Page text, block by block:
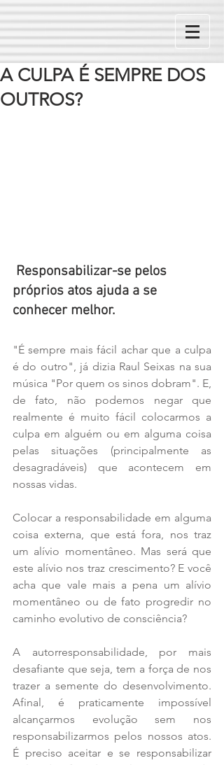
A CULPA É SEMPRE DOS
OUTROS?
Responsabilizar-se pelos
próprios atos ajuda a se
conhecer melhor.
"É sempre mais fácil achar que a culpa
é do outro", já dizia Raul Seixas na sua
música "Por quem os sinos dobram". E,
de fato, não podemos negar que
realmente é muito fácil colocarmos a
culpa em alguém ou em alguma coisa
pelas situações (principalmente as
desagradáveis) que acontecem em
nossas vidas.
Colocar a responsabilidade em alguma
coisa externa, que está fora, nos traz
um alívio momentâneo. Mas será que
este alívio nos traz crescimento? E você
acha que vale mais a pena um alívio
momentâneo ou de fato progredir no
caminho evolutivo de consciência?
A autorresponsabilidade, por mais
desafiante que seja, tem a força de nos
trazer a semente do desenvolvimento.
Afinal, é praticamente impossível
alcançarmos evolução sem nos
responsabilizarmos pelos nossos atos.
É preciso aceitar e se responsabilizar